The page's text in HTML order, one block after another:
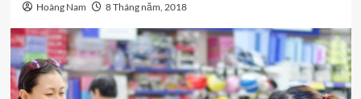
Hoàng Nam 8 Tháng năm, 2018